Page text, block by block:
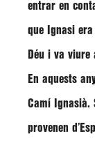
entrar en
que Ignasi
Déu i va
En aquests
Camí Ignasià.
provenen